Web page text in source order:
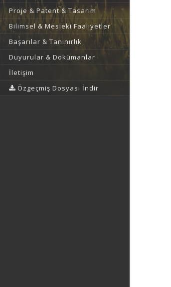
Proje & Patent & Tasarım
Bilimsel & Mesleki Faaliyetler
Başarılar & Tanınırlık
Duyurular & Dokümanlar
İletişim
Özgeçmiş Dosyası İndir